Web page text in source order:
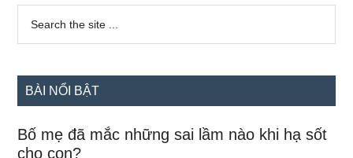
Sidebar
chính
...
BÀI NỔI BẬT
Bố mẹ đã mắc những sai lầm nào khi hạ sốt
cho con?